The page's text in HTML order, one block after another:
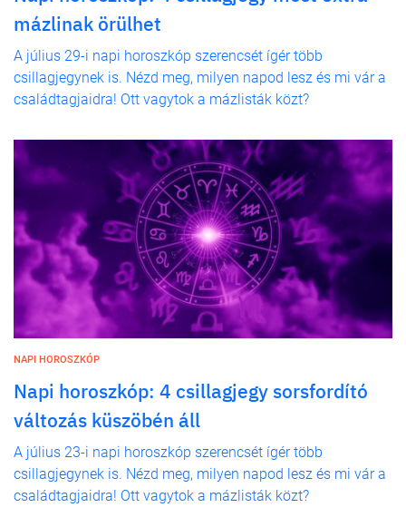
mázlinak örülhet
A július 29-i napi horoszkóp szerencsét ígér több
csillagjegynek is. Nézd meg, milyen napod lesz és mi vár a
családtagjaidra! Ott vagytok a mázlisták közt?
NAPI HOROSZKÓP
Napi horoszkóp: 4 csillagjegy sorsfordító
változás küszöbén áll
A július 23-i napi horoszkóp szerencsét ígér több
csillagjegynek is. Nézd meg, milyen napod lesz és mi vár a
családtagjaidra! Ott vagytok a mázlisták közt?